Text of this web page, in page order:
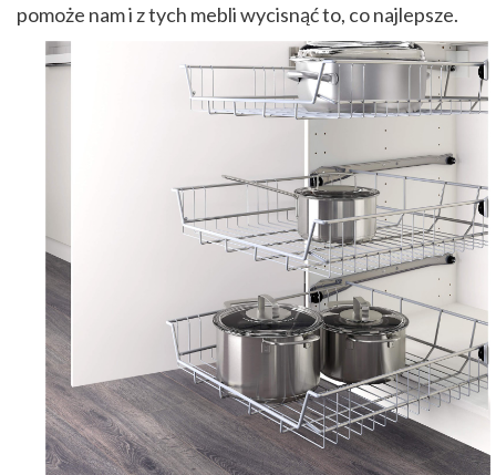
pomoże nam i z tych mebli wycisnąć to, co najlepsze.